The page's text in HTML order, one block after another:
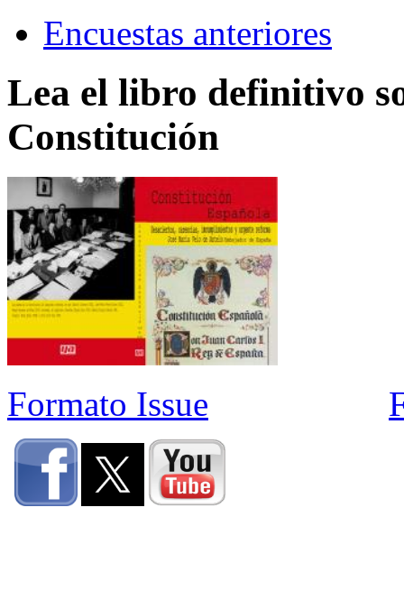
Encuestas anteriores
Lea el libro definitivo
Constitución
Formato Issue